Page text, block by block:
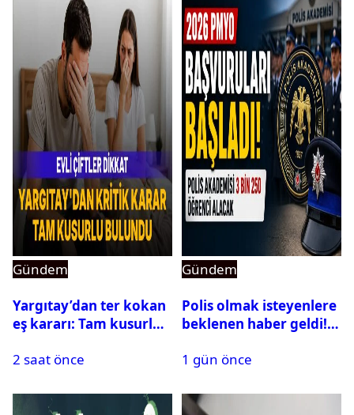
Gündem
Yargıtay’dan ter kokan
eş kararı: Tam kusurlu
2 saat önce
Gündem
Polis olmak isteyenlere
beklenen haber geldi!
1 gün önce